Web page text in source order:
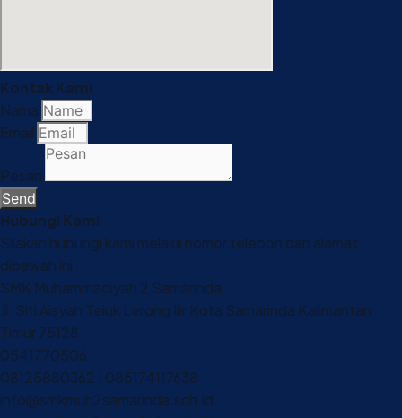
Kontak Kami
Nama
Email
Pesan
Send
Hubungi Kami
Silakan hubungi kami melalui nomor telepon dan alamat
dibawah ini :
SMK Muhammadiyah 2 Samarinda
Jl. Siti Aisyah Teluk Lerong Ilir Kota Samarinda Kalimantan
Timur 75128
0541770506
08125880362 | 085174117638
info@smkmuh2samarinda.sch.id